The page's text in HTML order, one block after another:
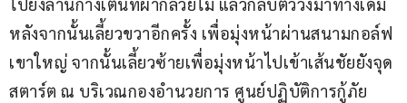
ไปยังลานกางเต็นท์ผากล้วยไม้ แล้วกลับตัววิ่งมาทางเดิม
หลังจากนั้นเลี้ยวขวาอีกครั้ง เพื่อมุ่งหน้าผ่านสนามกอล์ฟ
เขาใหญ่ จากนั้นเลี้ยวซ้ายเพื่อมุ่งหน้าไปเข้าเส้นชัยยังจุด
สตาร์ต ณ บริเวณกองอำนวยการ ศูนย์ปฏิบัติการกู้ภัย